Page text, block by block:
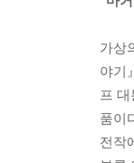
가상
야기
프
품이
전작